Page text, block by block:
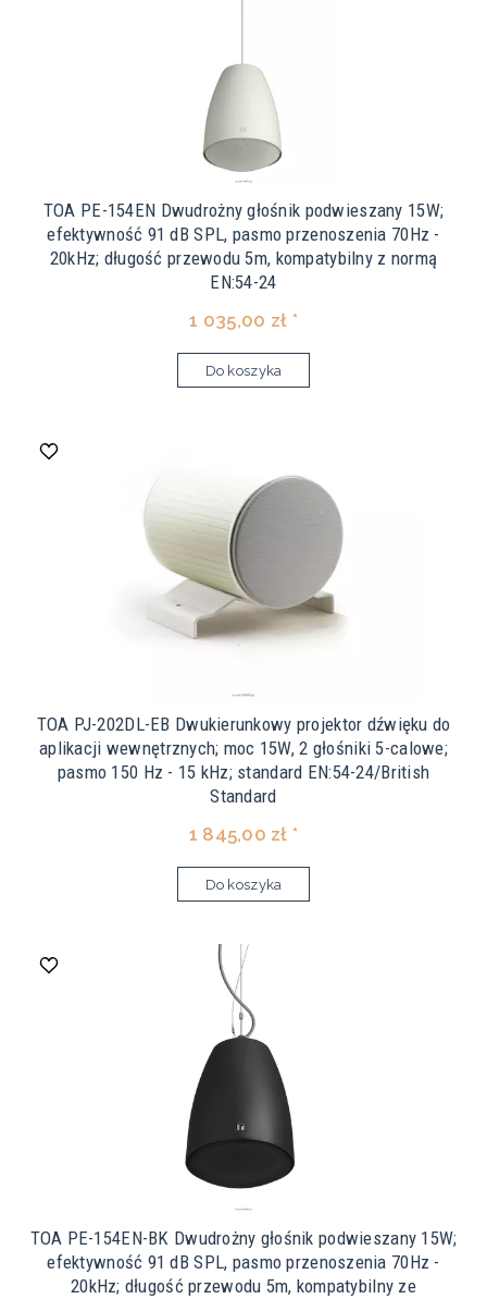
TOA PE-154EN Dwudrożny głośnik podwieszany 15W;
efektywność 91 dB SPL, pasmo przenoszenia 70Hz -
20kHz; długość przewodu 5m, kompatybilny z normą
EN:54-24
1 035,00 zł *
Do koszyka
TOA PJ-202DL-EB Dwukierunkowy projektor dźwięku do
aplikacji wewnętrznych; moc 15W, 2 głośniki 5-calowe;
pasmo 150 Hz - 15 kHz; standard EN:54-24/British
Standard
1 845,00 zł *
Do koszyka
TOA PE-154EN-BK Dwudrożny głośnik podwieszany 15W;
efektywność 91 dB SPL, pasmo przenoszenia 70Hz -
20kHz; długość przewodu 5m, kompatybilny ze